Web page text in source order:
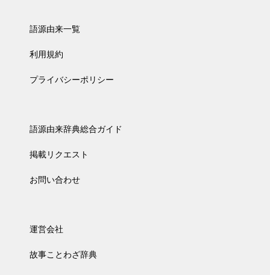
語源由来一覧
利用規約
プライバシーポリシー
語源由来辞典総合ガイド
掲載リクエスト
お問い合わせ
運営会社
故事ことわざ辞典